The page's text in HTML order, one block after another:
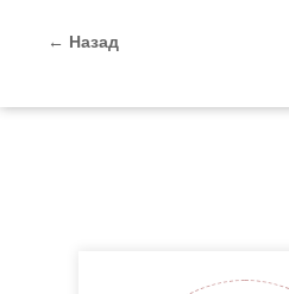
← Назад